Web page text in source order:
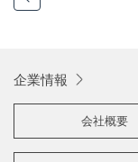
企業情報
会社概要